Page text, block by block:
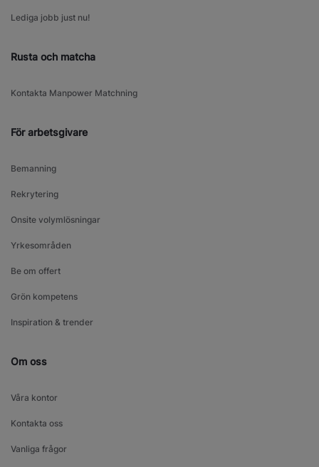
Lediga jobb just nu!
Rusta och matcha
Kontakta Manpower Matchning
För arbetsgivare
Bemanning
Rekrytering
Onsite volymlösningar
Yrkesområden
Be om offert
Grön kompetens
Inspiration & trender
Om oss
Våra kontor
Kontakta oss
Vanliga frågor